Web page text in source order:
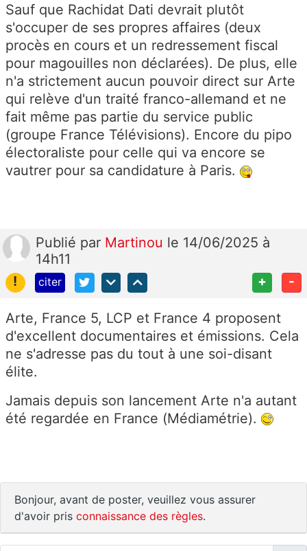
Sauf que Rachidat Dati devrait plutôt
s'occuper de ses propres affaires (deux
procès en cours et un redressement fiscal
pour magouilles non déclarées). De plus, elle
n'a strictement aucun pouvoir direct sur Arte
qui relève d'un traité franco-allemand et ne
fait même pas partie du service public
(groupe France Télévisions). Encore du pipo
électoraliste pour celle qui va encore se
vautrer pour sa candidature à Paris.
Publié par Martinou le 14/06/2025 à
14h11
!
citer + -
Arte, France 5, LCP et France 4 proposent
d'excellent documentaires et émissions. Cela
ne s'adresse pas du tout à une soi-disant
élite.
Jamais depuis son lancement Arte n'a autant
été regardée en France (Médiamétrie).
Bonjour, avant de poster, veuillez vous assurer
d'avoir pris connaissance des règles.